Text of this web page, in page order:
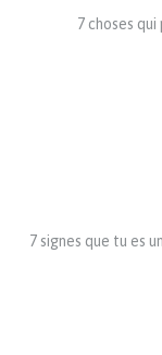
7 choses
7 signes que tu es